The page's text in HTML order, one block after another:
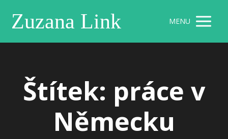
Zuzana Link MENU
Štítek: práce v
Německu